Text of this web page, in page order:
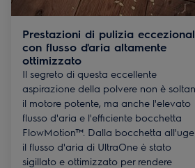
Prestazioni di pulizia
con flusso d'aria altamente
ottimizzato
Il segreto di questa eccellente
aspirazione della polvere non è
il motore potente, ma anche l'elevato
flusso d'aria e l'efficiente bocchetta
FlowMotion™. Dalla bocchetta
il flusso d'aria di UltraOne è stato
sigillato e ottimizzato per rendere